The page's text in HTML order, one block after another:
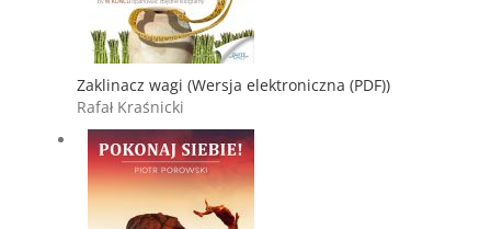
Zaklinacz wagi (Wersja elektroniczna (PDF))
Rafał Kraśnicki